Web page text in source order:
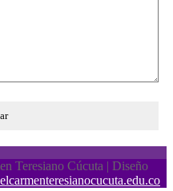
Teresiano Cúcuta | Diseño